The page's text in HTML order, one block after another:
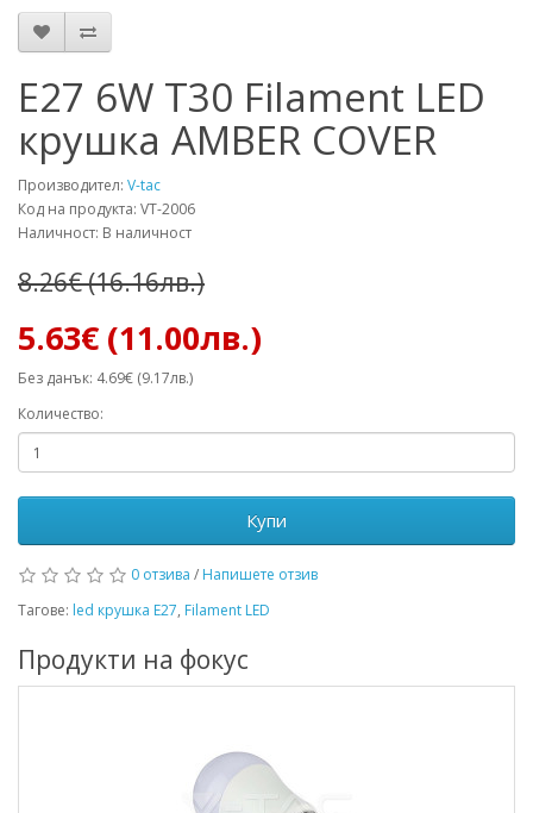
E27 6W T30 Filament LED
крушка AMBER COVER
Производител: V-tac
Код на продукта: VT-2006
Наличност: В наличност
8.26€ (16.16лв.)
5.63€ (11.00лв.)
Без данък: 4.69€ (9.17лв.)
Количество:
Купи
0 отзива / Напишете отзив
Тагове: led крушка E27, Filament LED
Продукти на фокус